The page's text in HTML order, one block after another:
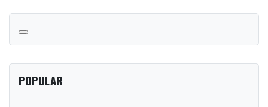
POPULAR